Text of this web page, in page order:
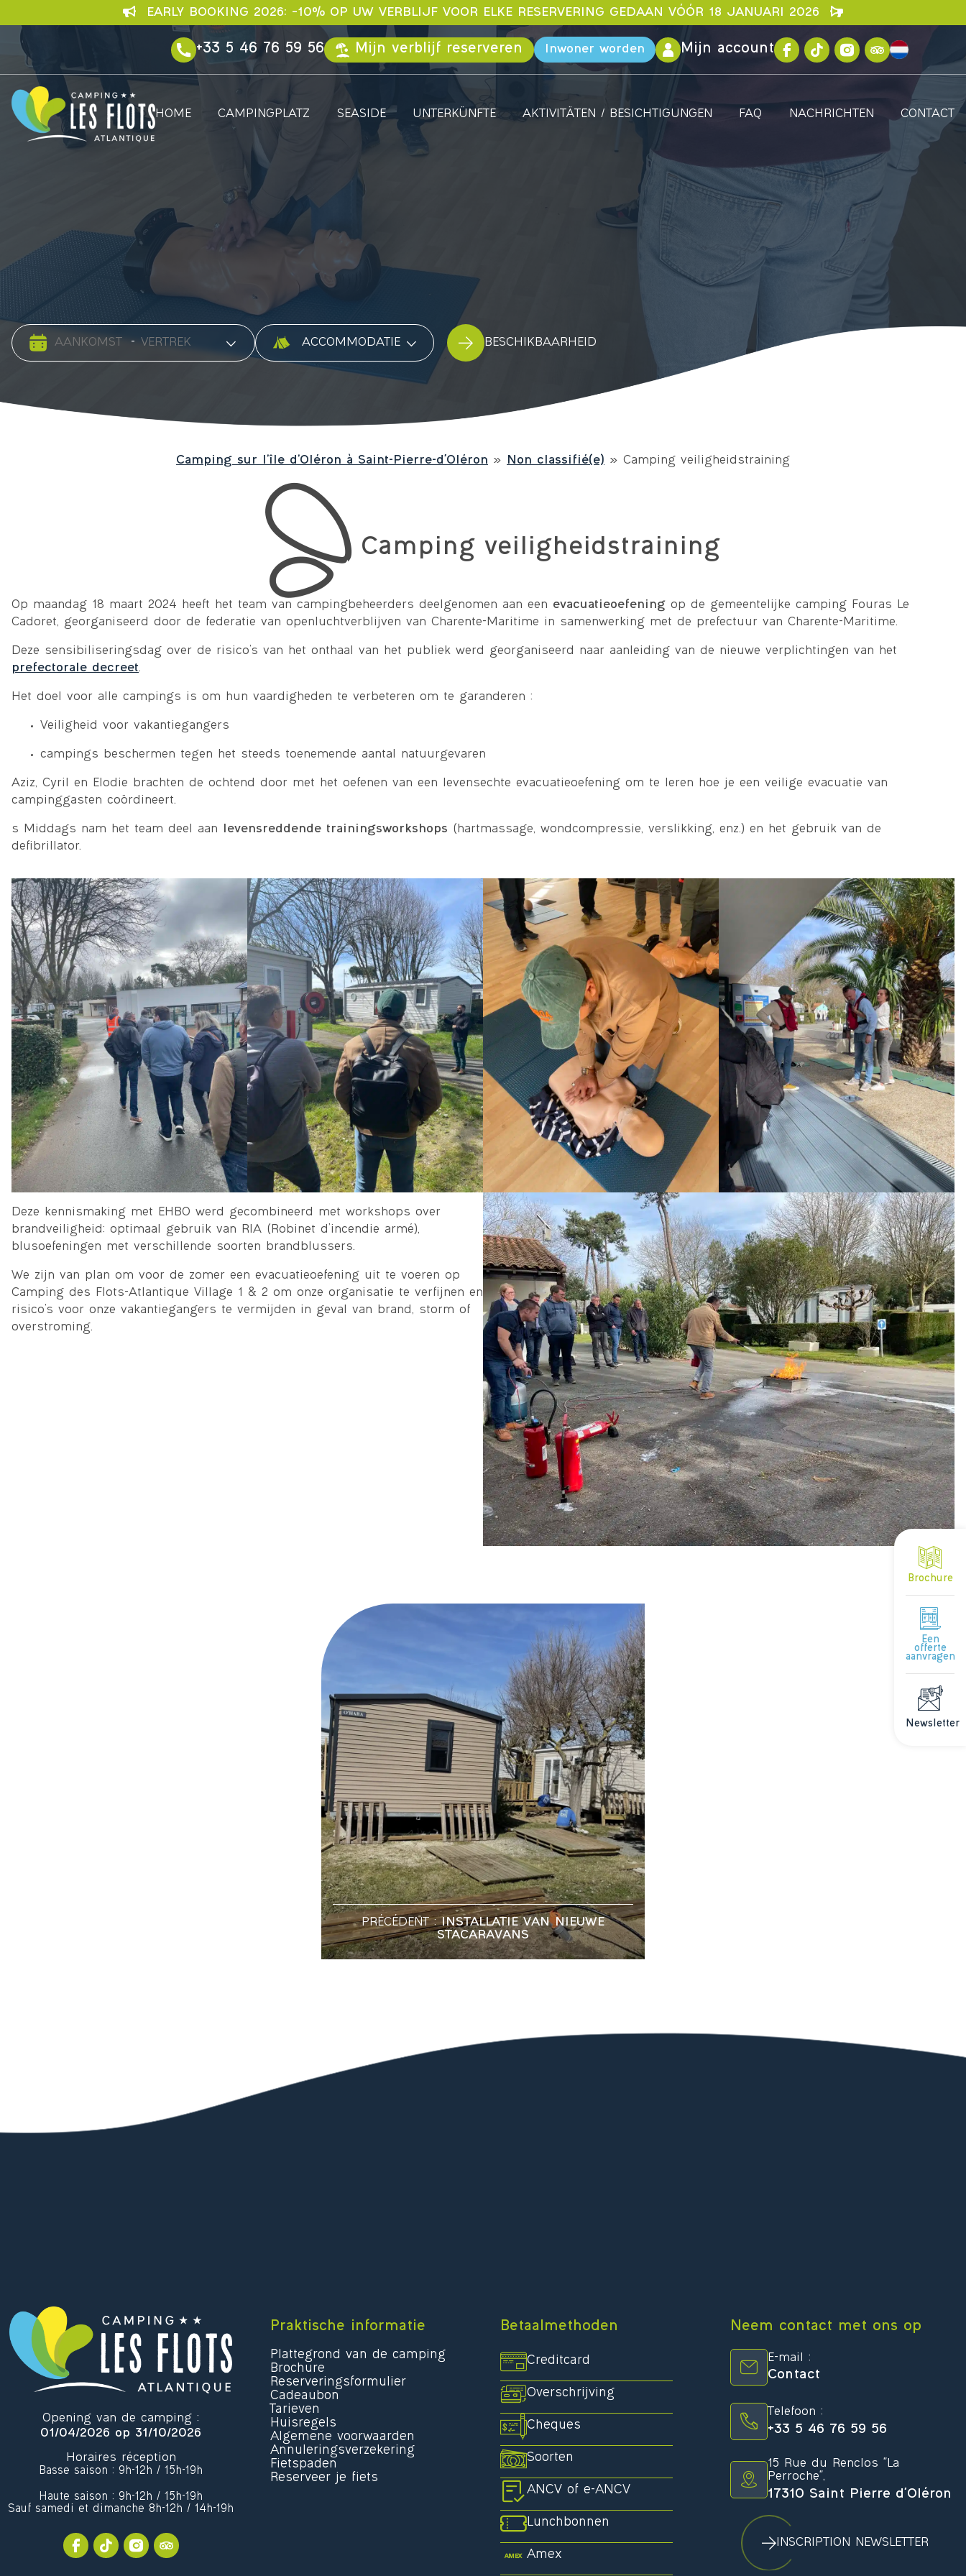
EARLY BOOKING 2026: –10% OP UW VERBLIJF VOOR ELKE RESERVERING GEDAAN VÓÓR 18 JANUARI 2026
+33 5 46 76 59 56 Mijn verblijf reserveren Inwoner worden Mijn account
HOME CAMPINGPLATZ SEASIDE UNTERKÜNFTE AKTIVITÄTEN / BESICHTIGUNGEN FAQ NACHRICHTEN CONTACT
Date d'arrivée - Date de départ Type accommodatie BESCHIKBAARHEID
Camping sur l’île d’Oléron à Saint-Pierre-d'Oléron » Non classifié(e) » Camping veiligheidstraining
Brochure
Een
offerte
aanvragen
Newsletter
Camping veiligheidstraining
Op maandag 18 maart 2024 heeft het team van campingbeheerders deelgenomen aan een evacuatieoefening op de gemeentelijke camping Fouras Le
Cadoret, georganiseerd door de federatie van openluchtverblijven van Charente-Maritime in samenwerking met de prefectuur van Charente-Maritime.
Deze sensibiliseringsdag over de risico’s van het onthaal van het publiek werd georganiseerd naar aanleiding van de nieuwe verplichtingen van het
prefectorale decreet .
Het doel voor alle campings is om hun vaardigheden te verbeteren om te garanderen :
Veiligheid voor vakantiegangers
campings beschermen tegen het steeds toenemende aantal natuurgevaren
Aziz, Cyril en Elodie brachten de ochtend door met het oefenen van een levensechte evacuatieoefening om te leren hoe je een veilige evacuatie van
campinggasten coördineert.
s Middags nam het team deel aan levensreddende trainingsworkshops (hartmassage, wondcompressie, verslikking, enz.) en het gebruik van de
defibrillator.
Deze kennismaking met EHBO werd gecombineerd met workshops over
brandveiligheid: optimaal gebruik van RIA (Robinet d’incendie armé),
blusoefeningen met verschillende soorten brandblussers.
We zijn van plan om voor de zomer een evacuatieoefening uit te voeren op
Camping des Flots-Atlantique Village 1 & 2 om onze organisatie te verfijnen en
risico’s voor onze vakantiegangers te vermijden in geval van brand, storm of
overstroming.
PRÉCÉDENT :INSTALLATIE VAN NIEUWE
STACARAVANS
Opening van de camping :
01/04/2026 op 31/10/2026
Horaires réception
Basse saison : 9h-12h / 15h-19h
Haute saison : 9h-12h / 15h-19h
Sauf samedi et dimanche 8h-12h / 14h-19h
Praktische informatie
Plattegrond van de camping
Brochure
Reserveringsformulier
Cadeaubon
Tarieven
Huisregels
Algemene voorwaarden
Annuleringsverzekering
Fietspaden
Reserveer je fiets
Betaalmethoden
Creditcard
Overschrijving
Cheques
Soorten
ANCV of e-ANCV
Lunchbonnen
Amex
Neem contact met ons op
E-mail :
Contact
Telefoon :
+33 5 46 76 59 56
15 Rue du Renclos "La
Perroche",
17310 Saint Pierre d'Oléron
INSCRIPTION NEWSLETTER